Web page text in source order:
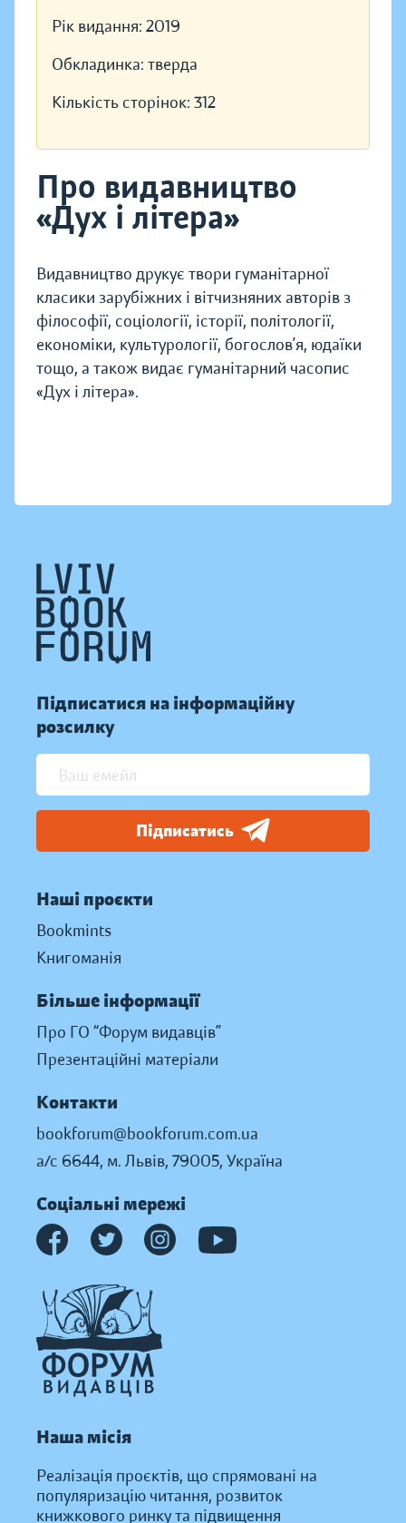
Рік видання: 2019
Обкладинка: тверда
Кількість сторінок: 312
Про видавництво
«Дух і літера»
Видавництво друкує твори гуманітарної
класики зарубіжних і вітчизняних авторів з
філософії, соціології, історії, політології,
економіки, культурології, богослов’я, юдаїки
тощо, а також видає гуманітарний часопис
«Дух і літера».
Підписатися на інформаційну
розсилку
Підписатись
Наші проєкти
Bookmints
Книгоманія
Більше інформації
Про ГО “Форум видавців”
Презентаційні матеріали
Контакти
bookforum@bookforum.com.ua
а/с 6644, м. Львів, 79005, Україна
Соціальні мережі
Наша місія
Реалізація проєктів, що спрямовані на
популяризацію читання, розвиток
книжкового ринку та підвищення